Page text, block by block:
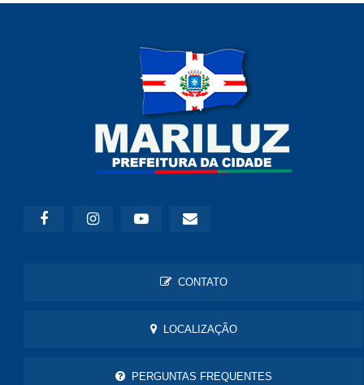
CONTATO
LOCALIZAÇÃO
PERGUNTAS FREQUENTES